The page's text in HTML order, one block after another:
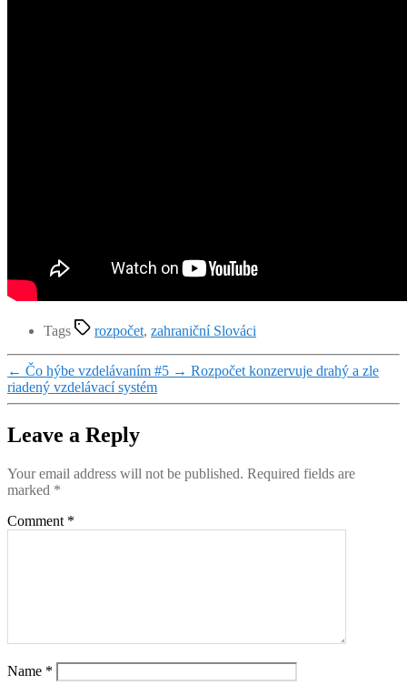
Tags rozpočet, zahraniční Slováci
← Čo hýbe vzdelávaním #5 → Rozpočet konzervuje drahý a zle
riadený vzdelávací systém
Leave a Reply
Your email address will not be published. Required fields are
marked *
Comment *
Name *